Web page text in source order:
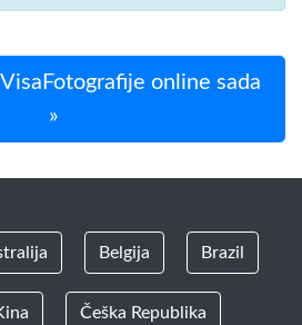
online sada
»
Belgija Brazil
Češka Republika